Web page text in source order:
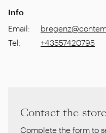
Info
Email:
Tel: +43557420795
Contact the store
Complete the form to